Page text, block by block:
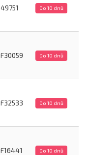
49751 Do 10 dnů
F30059 Do 10 dnů
F32533 Do 10 dnů
F16441 Do 10 dnů